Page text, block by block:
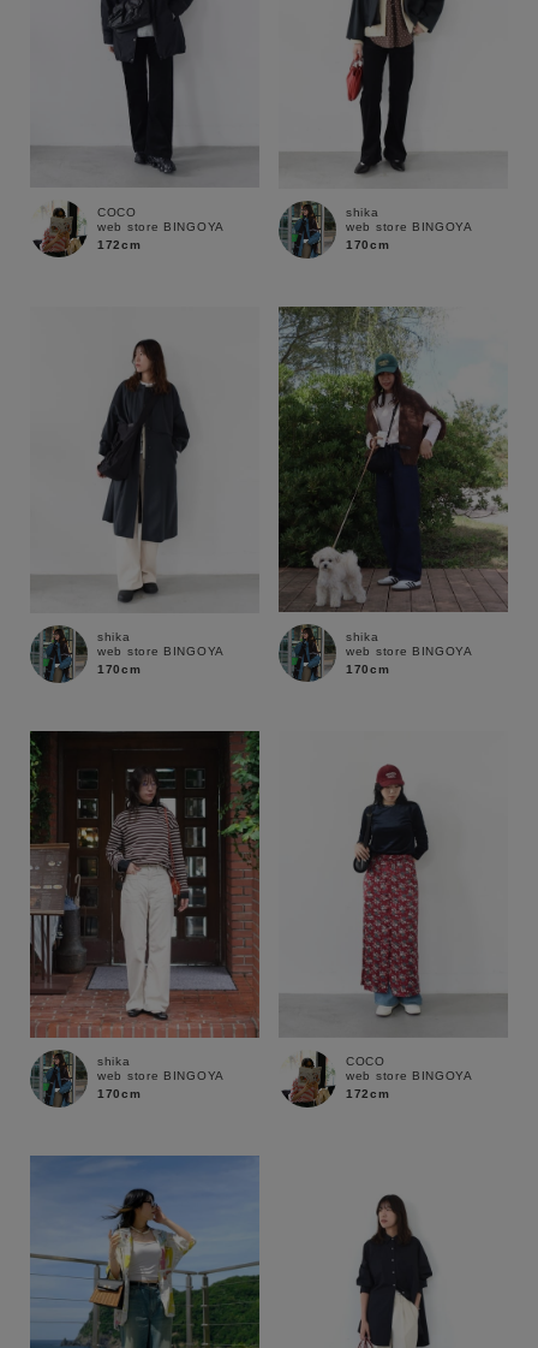
キーワード
MENS LADIES KIDS
ブランド
COCO
web store BINGOYA
172cm
shika
web store BINGOYA
170cm
shika
web store BINGOYA
170cm
shika
web store BINGOYA
170cm
shika
web store BINGOYA
170cm
COCO
web store BINGOYA
172cm